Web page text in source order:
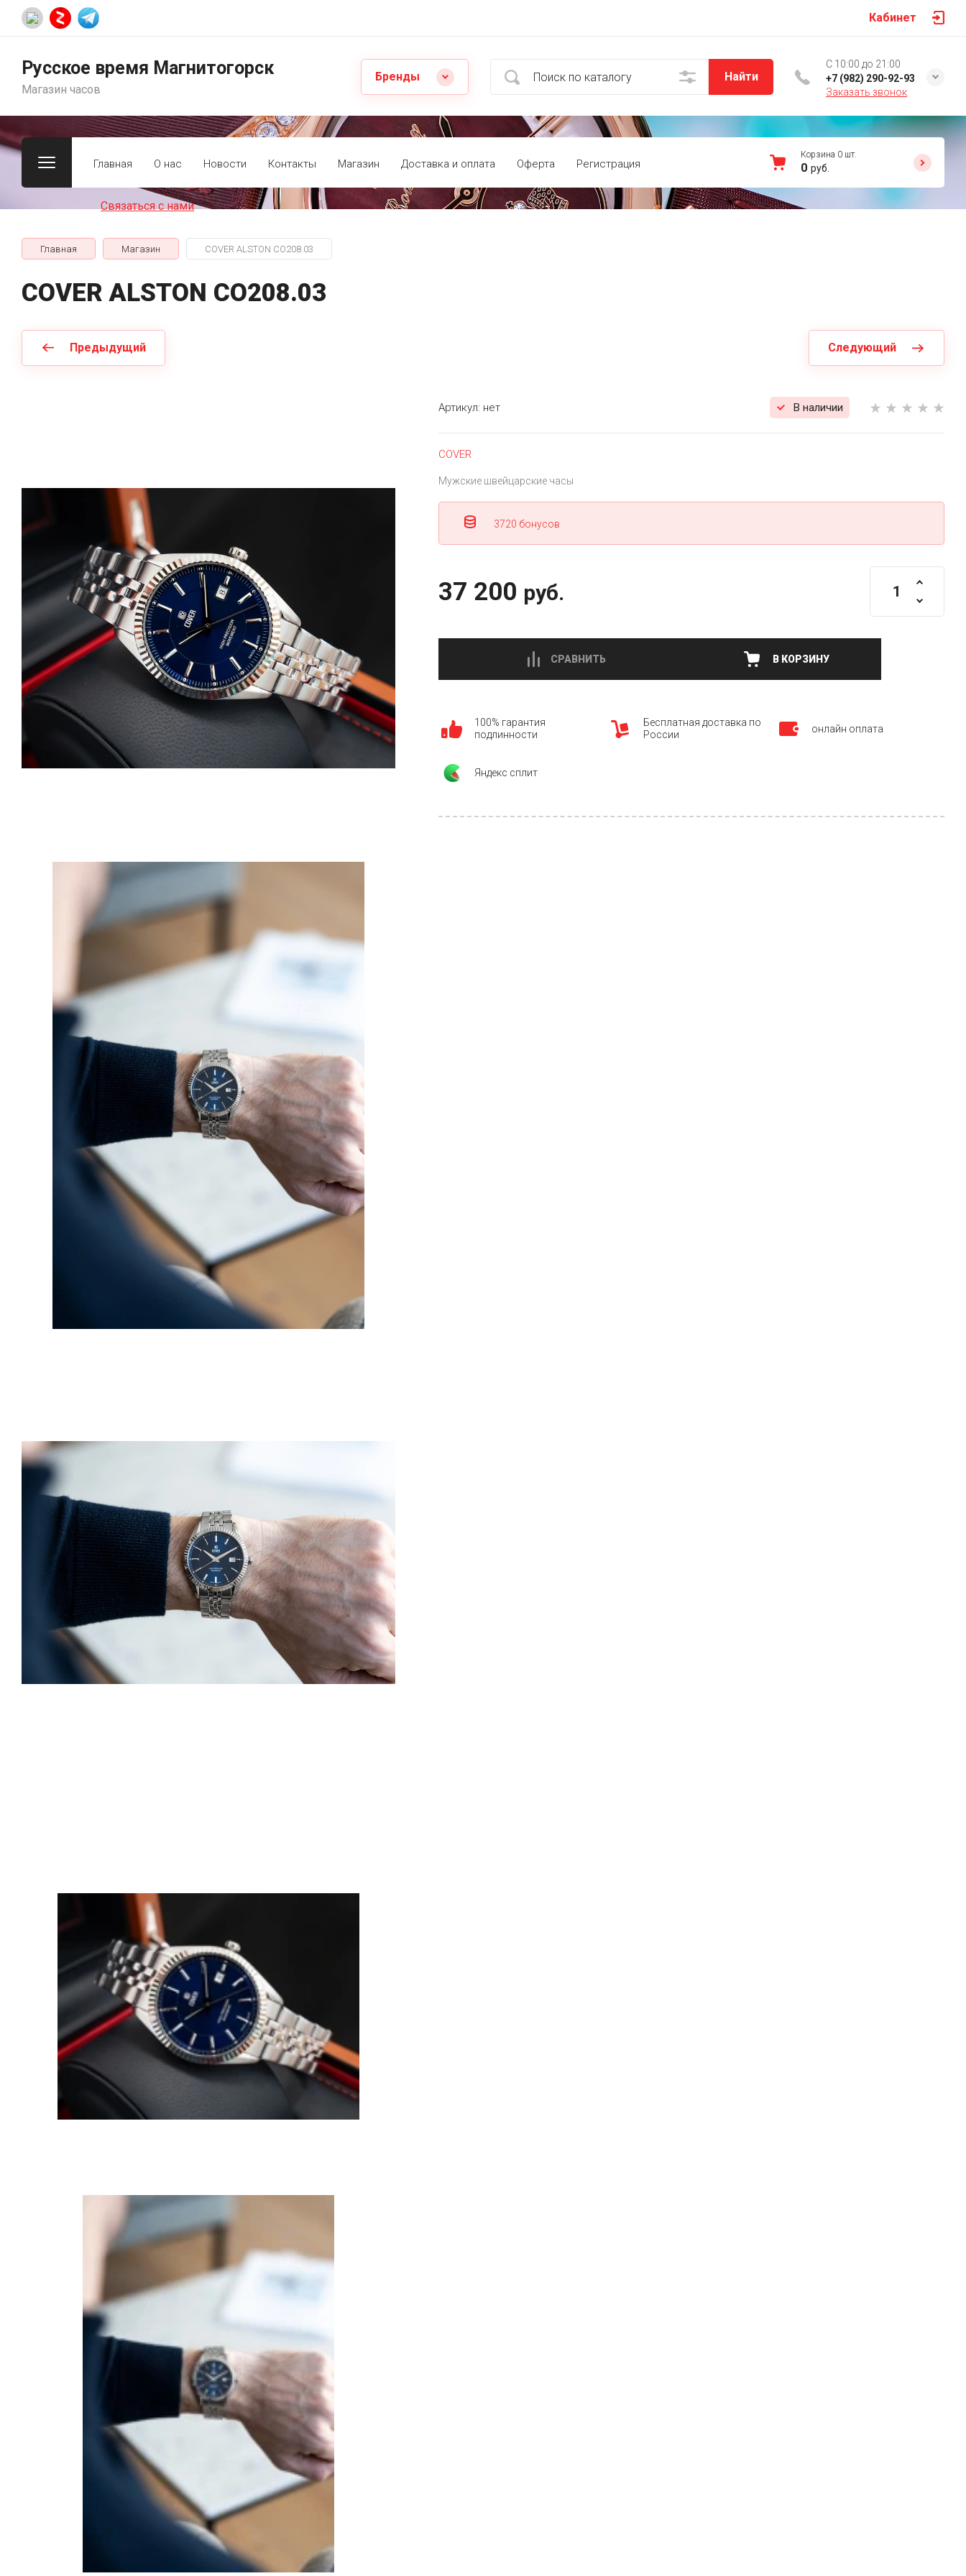
Кабинет
Русское время Магнитогорск
Магазин часов
Бренды Найти
C 10:00 до 21:00
+7 (982) 290-92-93
Заказать звонок
Главная О нас Новости Контакты Магазин Доставка и оплата Оферта Регистрация
Связаться с нами
Корзина 0 шт.
0 руб.
Главная Магазин COVER ALSTON CO208.03
COVER ALSTON CO208.03
Предыдущий Следующий
Артикул: нет В наличии
COVER
Мужские швейцарские часы
3720 бонусов
37 200 руб.
СРАВНИТЬ В КОРЗИНУ
100% гарантия
подлинности
Бесплатная доставка по
России
онлайн оплата
Яндекс сплит